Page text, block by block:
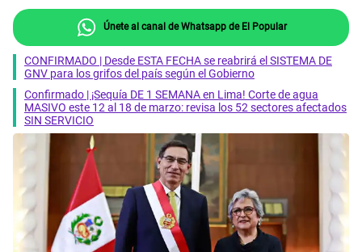
Únete al canal de Whatsapp de El Popular
CONFIRMADO | Desde ESTA FECHA se reabrirá el SISTEMA DE
GNV para los grifos del país según el Gobierno
Confirmado | ¡Sequía DE 1 SEMANA en Lima! Corte de agua
MASIVO este 12 al 18 de marzo: revisa los 52 sectores afectados
SIN SERVICIO